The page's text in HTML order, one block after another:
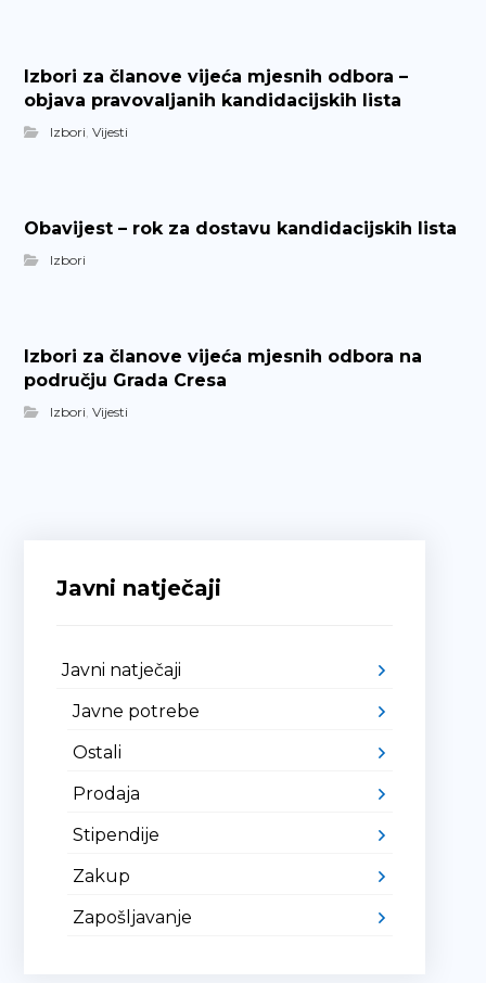
Izbori za članove vijeća mjesnih odbora –
objava pravovaljanih kandidacijskih lista
Izbori,Vijesti
Obavijest – rok za dostavu kandidacijskih lista
Izbori
Izbori za članove vijeća mjesnih odbora na
području Grada Cresa
Izbori,Vijesti
Javni natječaji
Javni natječaji
Javne potrebe
Ostali
Prodaja
Stipendije
Zakup
Zapošljavanje